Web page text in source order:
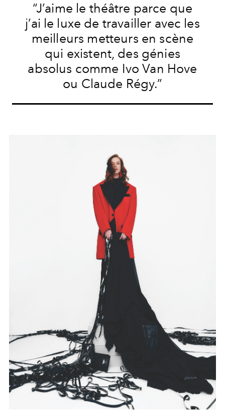
“J’aime le théâtre parce que
j’ai le luxe de travailler avec les
meilleurs metteurs en scène
qui existent, des génies
absolus comme Ivo Van Hove
ou Claude Régy.”